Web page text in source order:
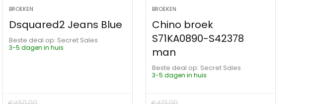
BROEKEN
Dsquared2 Jeans Blue
Beste deal op:
Secret Sales
3-5 dagen in huis
BROEKEN
Chino broek
S71KA0890-S42378
man
Beste deal op:
Secret Sales
3-5 dagen in huis